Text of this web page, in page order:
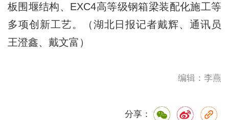
板围堰结构、EXC4高等级钢箱梁装配化施工等
多项创新工艺。（湖北日报记者戴辉、通讯员
王澄鑫、戴文富）
编辑：李燕
分享：